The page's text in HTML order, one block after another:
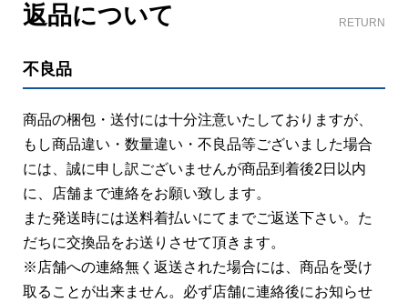
返品について RETURN
不良品
商品の梱包・送付には十分注意いたしておりますが、
もし商品違い・数量違い・不良品等ございました場合
には、誠に申し訳ございませんが商品到着後2日以内
に、店舗まで連絡をお願い致します。
また発送時には送料着払いにてまでご返送下さい。た
だちに交換品をお送りさせて頂きます。
※店舗への連絡無く返送された場合には、商品を受け
取ることが出来ません。必ず店舗に連絡後にお知らせ